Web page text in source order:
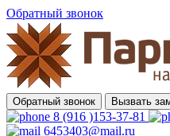
Обратный звонок
Обратный звонок Вызвать
8 (916 )153-37-81
6453403@mail.ru